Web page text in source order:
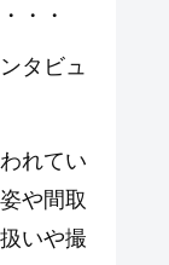
・・
タビュ
れてい
や間取
いや撮